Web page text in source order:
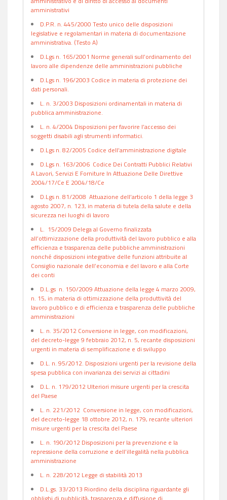
amministrativi
D.P.R. n. 445/2000 Testo unico delle disposizioni
legislative e regolamentari in materia di documentazione
amministrativa. (Testo A)
D.Lgs n. 165/2001 Norme generali sull’ordinamento del
lavoro alle dipendenze delle amministrazioni pubbliche
D.Lgs n. 196/2003 Codice in materia di protezione dei
dati personali.
L. n. 3/2003 Disposizioni ordinamentali in materia di
pubblica amministrazione.
L. n. 4/2004 Disposizioni per favorire l’accesso dei
soggetti disabili agli strumenti informatici.
D.Lgs n. 82/2005 Codice dell’amministrazione digitale
D.Lgs n. 163/2006 Codice Dei Contratti Pubblici Relativi
A Lavori, Servizi E Forniture In Attuazione Delle Direttive
2004/17/Ce E 2004/18/Ce
D.Lgs n. 81/2008 Attuazione dell’articolo 1 della legge 3
agosto 2007, n. 123, in materia di tutela della salute e della
sicurezza nei luoghi di lavoro
L. 15/2009 Delega al Governo finalizzata
all’ottimizzazione della produttività del lavoro pubblico e alla
efficienza e trasparenza delle pubbliche amministrazioni
nonché disposizioni integrative delle funzioni attribuite al
Consiglio nazionale dell’economia e del lavoro e alla Corte
dei conti
D.L.gs n. 150/2009 Attuazione della legge 4 marzo 2009,
n. 15, in materia di ottimizzazione della produttività del
lavoro pubblico e di efficienza e trasparenza delle pubbliche
amministrazioni
L. n. 35/2012 Conversione in legge, con modificazioni,
del decreto-legge 9 febbraio 2012, n. 5, recante disposizioni
urgenti in materia di semplificazione e di sviluppo
D.L. n. 95/2012. Disposizioni urgenti per la revisione della
spesa pubblica con invarianza dei servizi ai cittadini
D.L. n. 179/2012 Ulteriori misure urgenti per la crescita
del Paese
L. n. 221/2012 Conversione in legge, con modificazioni,
del decreto-legge 18 ottobre 2012, n. 179, recante ulteriori
misure urgenti per la crescita del Paese
L. n. 190/2012 Disposizioni per la prevenzione e la
repressione della corruzione e dell’illegalità nella pubblica
amministrazione
L. n. 228/2012 Legge di stabilità 2013
D.L.gs. 33/2013 Riordino della disciplina riguardante gli